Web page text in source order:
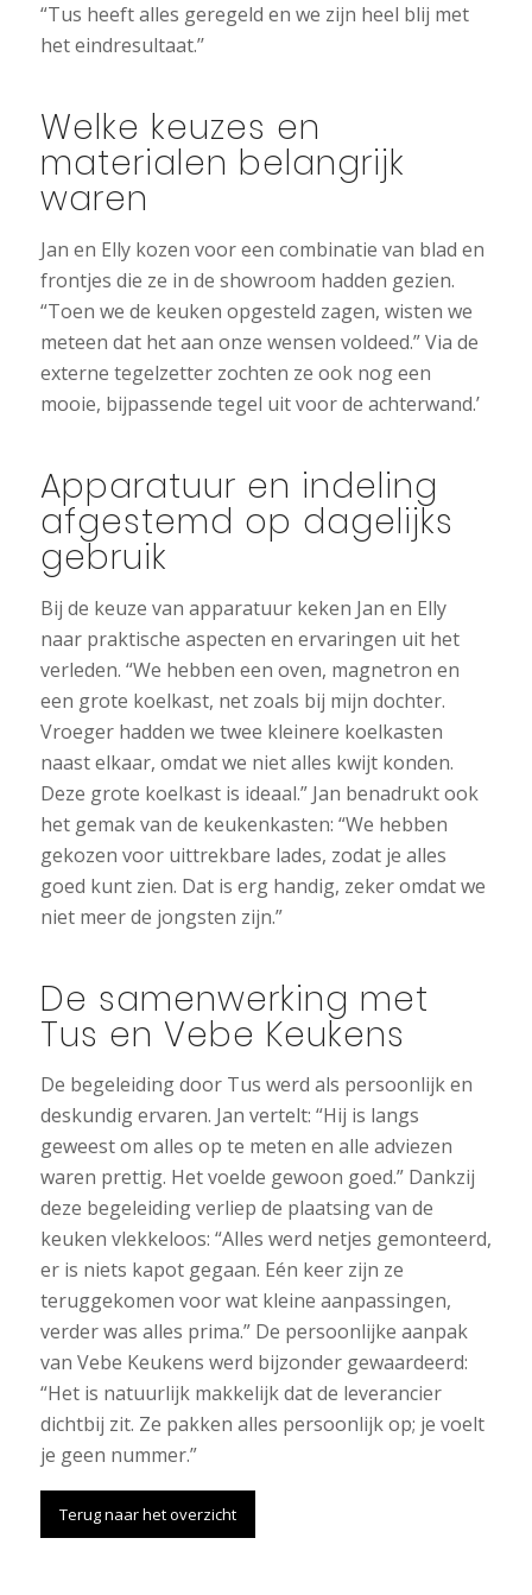
“Tus heeft alles geregeld en we zijn heel blij met
het eindresultaat.’’
Welke keuzes en
materialen belangrijk
waren
Jan en Elly kozen voor een combinatie van blad en
frontjes die ze in de showroom hadden gezien.
“Toen we de keuken opgesteld zagen, wisten we
meteen dat het aan onze wensen voldeed.” Via de
externe tegelzetter zochten ze ook nog een
mooie, bijpassende tegel uit voor de achterwand.’
Apparatuur en indeling
afgestemd op dagelijks
gebruik
Bij de keuze van apparatuur keken Jan en Elly
naar praktische aspecten en ervaringen uit het
verleden. “We hebben een oven, magnetron en
een grote koelkast, net zoals bij mijn dochter.
Vroeger hadden we twee kleinere koelkasten
naast elkaar, omdat we niet alles kwijt konden.
Deze grote koelkast is ideaal.” Jan benadrukt ook
het gemak van de keukenkasten: “We hebben
gekozen voor uittrekbare lades, zodat je alles
goed kunt zien. Dat is erg handig, zeker omdat we
niet meer de jongsten zijn.”
De samenwerking met
Tus en Vebe Keukens
De begeleiding door Tus werd als persoonlijk en
deskundig ervaren. Jan vertelt: “Hij is langs
geweest om alles op te meten en alle adviezen
waren prettig. Het voelde gewoon goed.” Dankzij
deze begeleiding verliep de plaatsing van de
keuken vlekkeloos: “Alles werd netjes gemonteerd,
er is niets kapot gegaan. Eén keer zijn ze
teruggekomen voor wat kleine aanpassingen,
verder was alles prima.” De persoonlijke aanpak
van Vebe Keukens werd bijzonder gewaardeerd:
“Het is natuurlijk makkelijk dat de leverancier
dichtbij zit. Ze pakken alles persoonlijk op; je voelt
je geen nummer.”
Terug naar het overzicht